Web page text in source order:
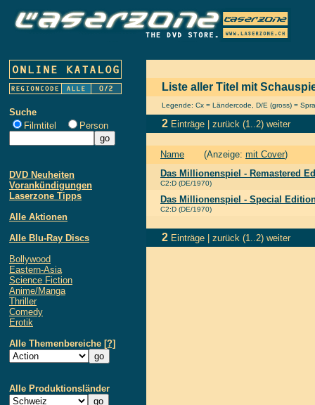
Suche
Filmtitel
Person
DVD Neuheiten
Vorankündigungen
Laserzone Tipps
Alle Aktionen
Alle Blu-Ray Discs
Bollywood
Eastern-Asia
Science Fiction
Anime/Manga
Thriller
Comedy
Erotik
Alle Themenbereiche [?]
Alle Produktionsländer
Liste aller Titel mit
Legende: Cx = Ländercode, D/E (gross) =
2 Einträge | zurück (1..2) weiter
Name (Anzeige: mit Cover)
Das Millionenspiel - Remastered
C2:D (DE/1970)
Das Millionenspiel - Special
C2:D (DE/1970)
2 Einträge | zurück (1..2) weiter